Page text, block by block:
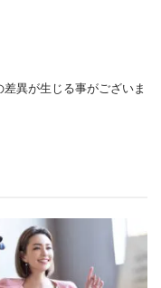
異が生じる事がございま